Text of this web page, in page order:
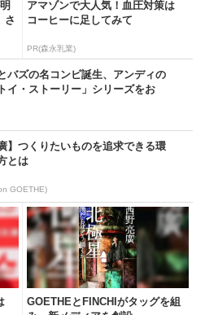
さ
アマゾンで大人気！血圧対策は
コーヒーに足してみて
PR(森永乳業)
バズの名コンビ誕生、アンディの
イ・ストーリー」シリーズをお
】つくりたいものを追求できる環
とは
GOETHE)
GOETHEとFINCHIがタッグを組